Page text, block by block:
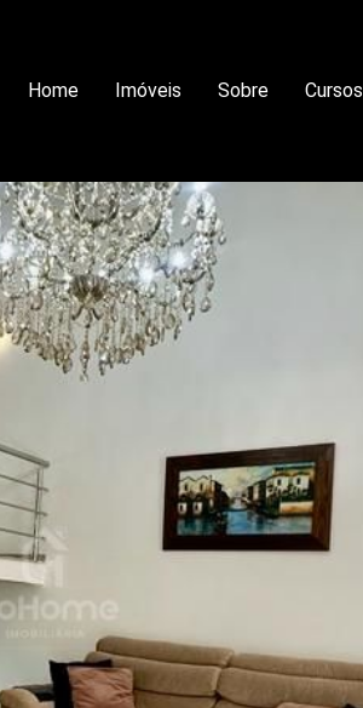
Home Imóveis Sobre Cursos